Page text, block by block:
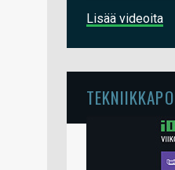
Lisää videoita